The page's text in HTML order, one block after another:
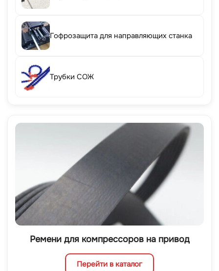
Гофрозащита для направляющих станка
Трубки СОЖ
Ремени для компрессоров на привод
Перейти в каталог